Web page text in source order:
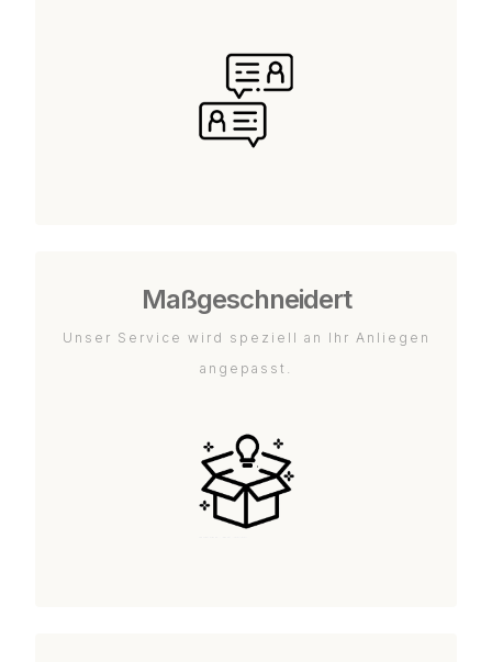
Maßgeschneidert
Unser Service wird speziell an Ihr Anliegen
angepasst.